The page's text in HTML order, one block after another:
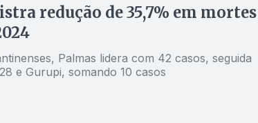
redução de 35,7% em mortes
Palmas lidera com 42 casos, seguida
e Gurupi, somando 10 casos